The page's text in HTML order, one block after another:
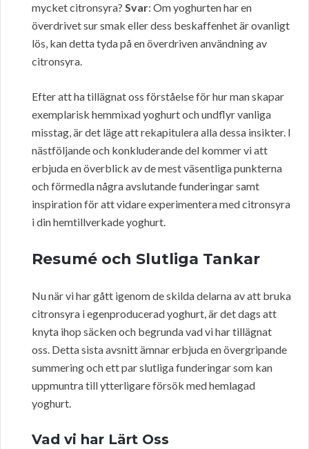
mycket citronsyra? Svar: Om yoghurten har en
överdrivet sur smak eller dess beskaffenhet är ovanligt
lös, kan detta tyda på en överdriven användning av
citronsyra.
Efter att ha tillägnat oss förståelse för hur man skapar
exemplarisk hemmixad yoghurt och undflyr vanliga
misstag, är det läge att rekapitulera alla dessa insikter. I
nästföljande och konkluderande del kommer vi att
erbjuda en överblick av de mest väsentliga punkterna
och förmedla några avslutande funderingar samt
inspiration för att vidare experimentera med citronsyra
i din hemtillverkade yoghurt.
Resumé och Slutliga Tankar
Nu när vi har gått igenom de skilda delarna av att bruka
citronsyra i egenproducerad yoghurt, är det dags att
knyta ihop säcken och begrunda vad vi har tillägnat
oss. Detta sista avsnitt ämnar erbjuda en övergripande
summering och ett par slutliga funderingar som kan
uppmuntra till ytterligare försök med hemlagad
yoghurt.
Vad vi har Lärt Oss